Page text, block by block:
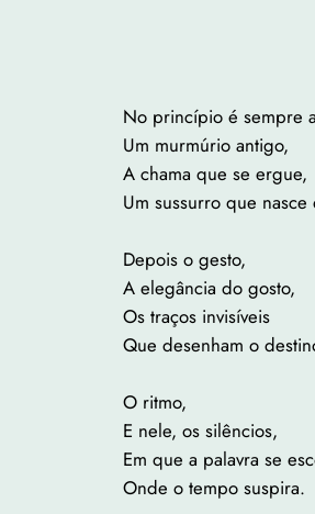
No princípio é sempre
Um murmúrio antigo,
A chama que se ergue,
Um sussurro que nasce
Depois o gesto,
A elegância do gosto,
Os traços invisíveis
Que desenham o
O ritmo,
E nele, os silêncios,
Em que a palavra se
Onde o tempo suspira.